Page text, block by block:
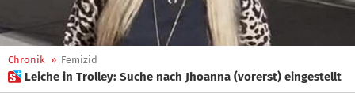
Chronik » Femizid
 Leiche in Trolley: Suche nach Jhoanna (vorerst) eingestellt